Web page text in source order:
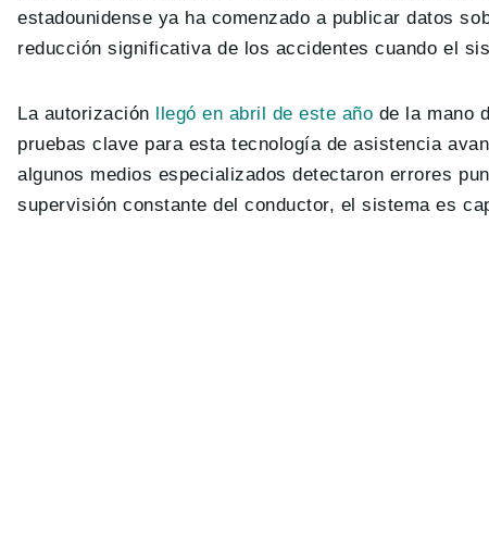
estadounidense ya ha comenzado a publicar datos
reducción significativa de los accidentes cuando el
La autorización llegó en abril de este año de la mano
pruebas clave para esta tecnología de asistencia
algunos medios especializados detectaron errores
supervisión constante del conductor, el sistema es